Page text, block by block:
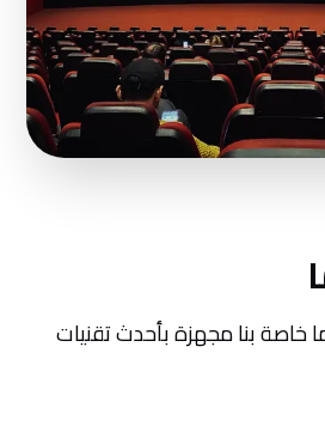
بنا مجهزة بأحدث تقنيات